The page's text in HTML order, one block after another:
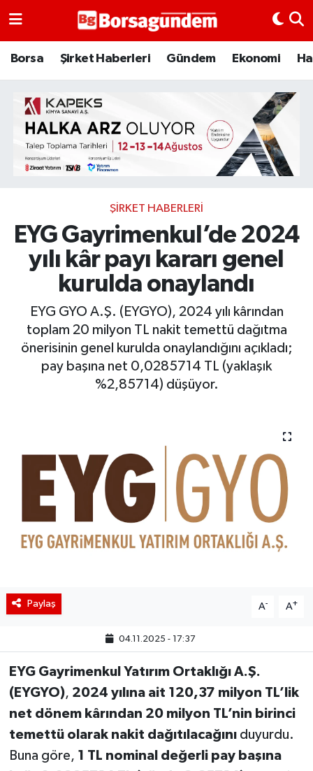
Borsa Şirket Haberleri Gündem Ekonomi
ŞIRKET HABERLERI
EYG Gayrimenkul’de 2024
yılı kâr payı kararı genel
kurulda onaylandı
EYG GYO A.Ş. (EYGYO), 2024 yılı kârından
toplam 20 milyon TL nakit temettü dağıtma
önerisinin genel kurulda onaylandığını açıkladı;
pay başına net 0,0285714 TL (yaklaşık
%2,85714) düşüyor.
Paylaş A- A+
04.11.2025 - 17:37
EYG Gayrimenkul Yatırım Ortaklığı A.Ş.
(EYGYO), 2024 yılına ait 120,37 milyon TL’lik
net dönem kârından 20 milyon TL’nin birinci
temettü olarak nakit dağıtılacağınıduyurdu.
Buna göre, 1 TL nominal değerli pay başına
Borsa
Emtia
Galeri
Bitcoin
Şirket Haberleri
Borsa Gundem
BIST 100 Isı Haritası
Coin Isı Haritası
Gizlilik Sözleşmesi
İletişim